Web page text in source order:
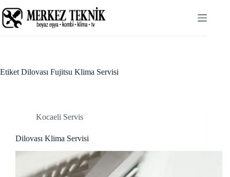
Hacklink panel
Hacklink
to
content
Etiket Dilovası Fujitsu Klima Servisi
Kocaeli Servis
Dilovası Klima Servisi